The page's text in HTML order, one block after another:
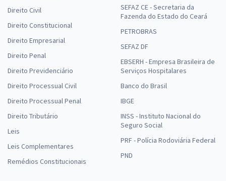
Direito Civil
Direito Constitucional
Direito Empresarial
Direito Penal
Direito Previdenciário
Direito Processual Civil
Direito Processual Penal
Direito Tributário
Leis
Leis Complementares
Remédios Constitucionais
SEFAZ CE - Secretaria da
Fazenda do Estado do Ceará
PETROBRAS
SEFAZ DF
EBSERH - Empresa Brasileira de
Serviços Hospitalares
Banco do Brasil
IBGE
INSS - Instituto Nacional do
Seguro Social
PRF - Polícia Rodoviária Federal
PND